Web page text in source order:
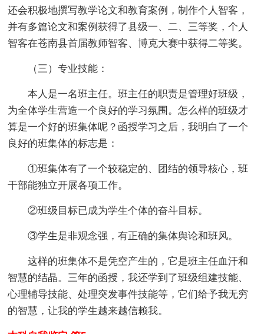
还会积极地撰写教学论文和教育案例，制作个人智客，
并有多篇论文和案例获得了县级一、二、三等奖，个人
智客在苍南县首届教师智客、博克大赛中获得二等奖。
（三）专业技能：
本人是一名班主任。班主任的职责是管理好班级，
为全体学生营造一个良好的学习氛围。怎么样的班级才
算是一个好的班集体呢？函授学习之后，我明白了一个
良好的班集体的标志是：
①班集体有了一个较稳定的、团结的领导核心，班
干部能独立开展各项工作。
②班级目标已成为学生个体的奋斗目标。
③学生是非观念强，有正确的集体舆论和班风。
这样的班集体不是凭空产生的，它是班主任血汗和
智慧的结晶。三年的函授，我还学到了班级组建技能、
心理辅导技能、处理突发事件技能等，它们给予我无穷
的智慧，让我的学生越来越信赖我。